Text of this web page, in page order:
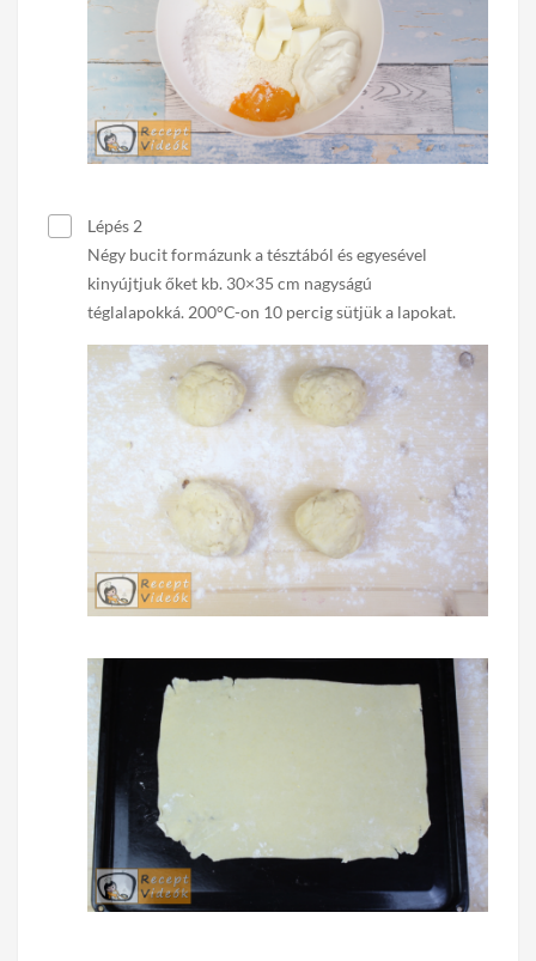
Lépés 2
Négy bucit formázunk a tésztából és egyesével
kinyújtjuk őket kb. 30×35 cm nagyságú
téglalapokká. 200°C-on 10 percig sütjük a lapokat.